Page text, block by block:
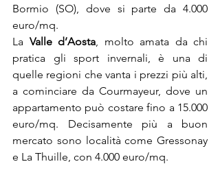
Bormio (SO), dove si parte da 4.000
euro/mq.
La Valle d’Aosta, molto amata da chi
pratica gli sport invernali, è una di
quelle regioni che vanta i prezzi più alti,
a cominciare da Courmayeur, dove un
appartamento può costare fino a 15.000
euro/mq. Decisamente più a buon
mercato sono località come Gressonay
e La Thuille, con 4.000 euro/mq.